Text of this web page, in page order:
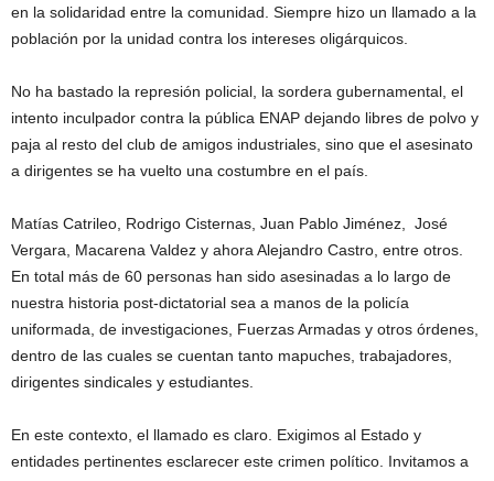
en la solidaridad entre la comunidad. Siempre hizo un llamado a la
población por la unidad contra los intereses oligárquicos.
No ha bastado la represión policial, la sordera gubernamental, el
intento inculpador contra la pública ENAP dejando libres de polvo y
paja al resto del club de amigos industriales, sino que el asesinato
a dirigentes se ha vuelto una costumbre en el país.
Matías Catrileo, Rodrigo Cisternas, Juan Pablo Jiménez, José
Vergara, Macarena Valdez y ahora Alejandro Castro, entre otros.
En total más de 60 personas han sido asesinadas a lo largo de
nuestra historia post-dictatorial sea a manos de la policía
uniformada, de investigaciones, Fuerzas Armadas y otros órdenes,
dentro de las cuales se cuentan tanto mapuches, trabajadores,
dirigentes sindicales y estudiantes.
En este contexto, el llamado es claro. Exigimos al Estado y
entidades pertinentes esclarecer este crimen político. Invitamos a